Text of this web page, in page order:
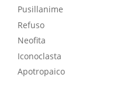
Pusillanime
Refuso
Neofita
Iconoclasta
Apotropaico